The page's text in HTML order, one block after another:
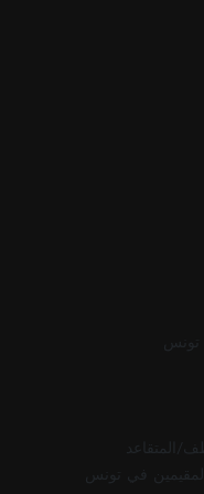
المتقاعد
في تونس